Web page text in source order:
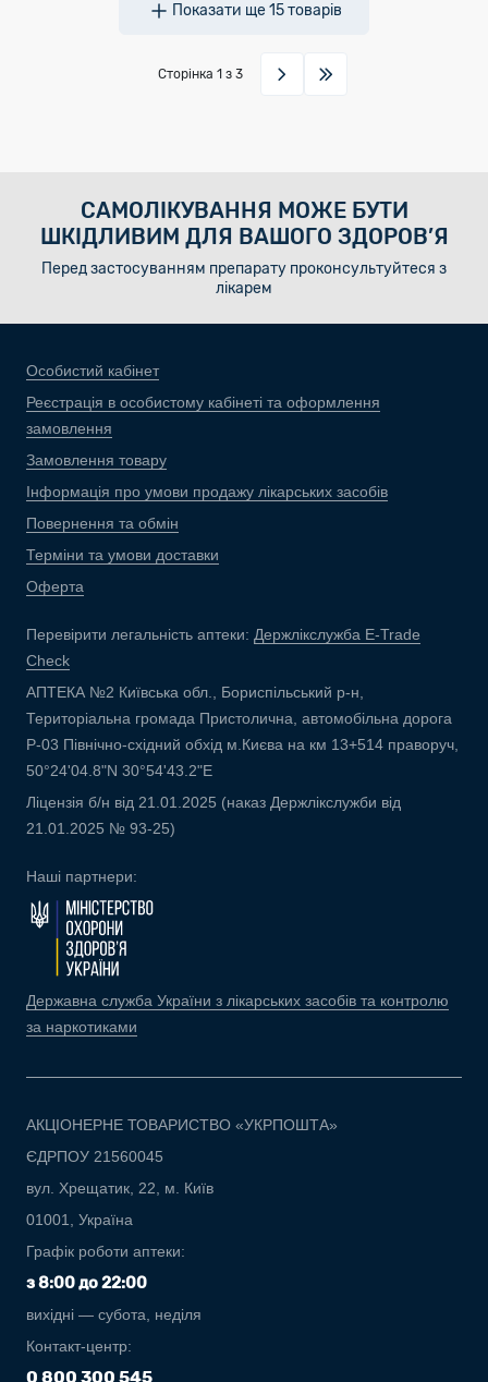
Показати ще15товарів
Сторінка 1 з 3
САМОЛІКУВАННЯ МОЖЕ БУТИ
ШКІДЛИВИМ ДЛЯ ВАШОГО ЗДОРОВ’Я
Перед застосуванням препарату проконсультуйтеся з
лікарем
Особистий кабінет
Реєстрація в особистому кабінеті та оформлення
замовлення
Замовлення товару
Інформація про умови продажу лікарських засобів
Повернення та обмін
Терміни та умови доставки
Оферта
Перевірити легальність аптеки: Держлікслужба E-Trade
Check
АПТЕКА №2 Київська обл., Бориспільський р-н,
Територіальна громада Пристолична, автомобільна дорога
Р-03 Північно-східний обхід м.Києва на км 13+514 праворуч,
50°24'04.8"N 30°54'43.2"E
Ліцензія б/н від 21.01.2025 (наказ Держлікслужби від
21.01.2025 № 93-25)
Наші партнери:
Державна служба України з лікарських засобів та контролю
за наркотиками
АКЦІОНЕРНЕ ТОВАРИСТВО «УКРПОШТА»
ЄДРПОУ 21560045
вул. Хрещатик, 22, м. Київ
01001, Україна
Графік роботи аптеки:
з 8:00 до 22:00
вихідні — субота, неділя
Контакт-центр:
0 800 300 545